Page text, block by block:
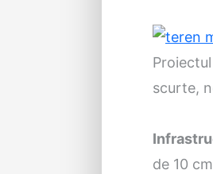
scurte,
de 10